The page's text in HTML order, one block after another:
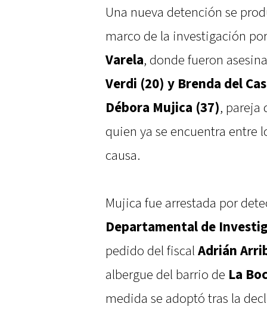
Una nueva detención se
marco de la investigación
Varela, donde fueron
Verdi (20) y Brenda del
Débora Mujica (37), pareja
quien ya se encuentra entre
causa.
Mujica fue arrestada por
Departamental de
pedido del fiscal Adrián
albergue del barrio de La
medida se adoptó tras la